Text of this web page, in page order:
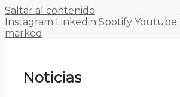
Saltar al contenido
Instagram Linkedin Spotify Youtube
marked
Noticias